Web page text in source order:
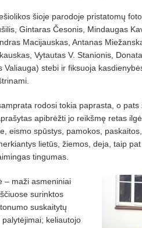
šioje parodoje pristatomų
Gintaras Česonis, Mindaugas
Macijauskas, Antanas
Vytautas V. Stanionis,
Valiauga) stebi ir fiksuoja
rodosi tokia paprasta, o
apibrėžti jo reikšmę retas
eismo spūstys, pamokos,
lietūs, žiemos, deja, taip
tingumas.
– maži asme­niniai
surinktos
suskaitytų
keliautojo